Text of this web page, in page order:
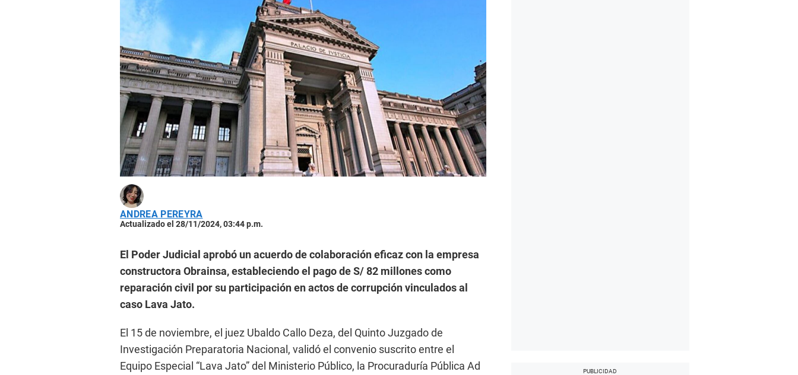
ANDREA PEREYRA
Actualizado el 28/11/2024, 03:44 p.m.
El Poder Judicial aprobó un acuerdo de colaboración eficaz con la empresa
constructora Obrainsa, estableciendo el pago de S/ 82 millones como
reparación civil por su participación en actos de corrupción vinculados al
caso Lava Jato.
El 15 de noviembre, el juez Ubaldo Callo Deza, del Quinto Juzgado de
Investigación Preparatoria Nacional, validó el convenio suscrito entre el
Equipo Especial “Lava Jato” del Ministerio Público, la Procuraduría Pública Ad